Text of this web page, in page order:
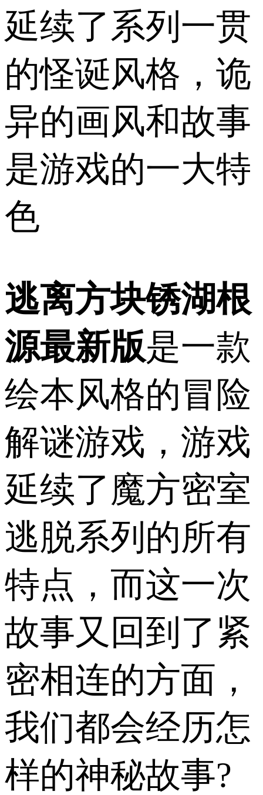
延续了系列一贯
的怪诞风格，诡
异的画风和故事
是游戏的一大特
色
逃离方块锈湖根
源最新版是一款
绘本风格的冒险
解谜游戏，游戏
延续了魔方密室
逃脱系列的所有
特点，而这一次
故事又回到了紧
密相连的方面，
我们都会经历怎
样的神秘故事?